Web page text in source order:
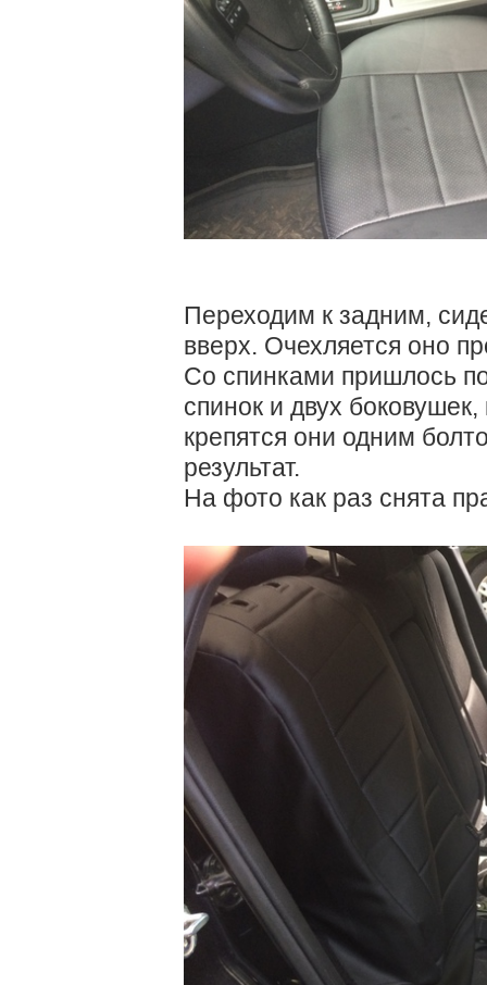
Переходим к задним,
вверх. Очехляется оно
Со спинками пришлось
спинок и двух
крепятся они одним
результат.
На фото как раз снята